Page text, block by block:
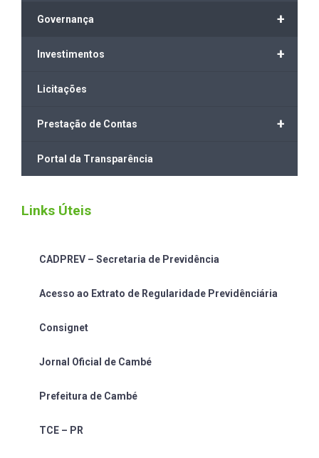
+
Governança
+
Investimentos
Licitações
+
Prestação de Contas
Portal da Transparência
Links Úteis
CADPREV – Secretaria de Previdência
Acesso ao Extrato de Regularidade Previdênciária
Consignet
Jornal Oficial de Cambé
Prefeitura de Cambé
TCE – PR